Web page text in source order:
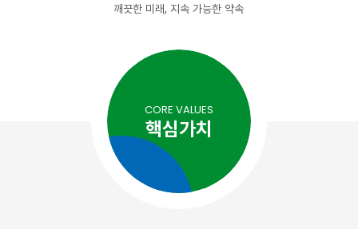
깨끗한 미래, 지속 가능한 약속
CORE VALUES
핵심가치